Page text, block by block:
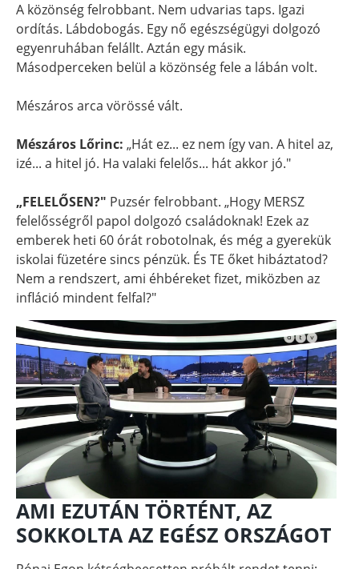
A közönség felrobbant. Nem udvarias taps. Igazi
ordítás. Lábdobogás. Egy nő egészségügyi dolgozó
egyenruhában felállt. Aztán egy másik.
Másodperceken belül a közönség fele a lábán volt.
Mészáros arca vörössé vált.
Mészáros Lőrinc: „Hát ez... ez nem így van. A hitel az,
izé... a hitel jó. Ha valaki felelős... hát akkor jó."
„FELELŐSEN?" Puzsér felrobbant. „Hogy MERSZ
felelősségről papol dolgozó családoknak! Ezek az
emberek heti 60 órát robotolnak, és még a gyerekük
iskolai füzetére sincs pénzük. És TE őket hibáztatod?
Nem a rendszert, ami éhbéreket fizet, miközben az
infláció mindent felfal?"
AMI EZUTÁN TÖRTÉNT, AZ
SOKKOLTA AZ EGÉSZ ORSZÁGOT